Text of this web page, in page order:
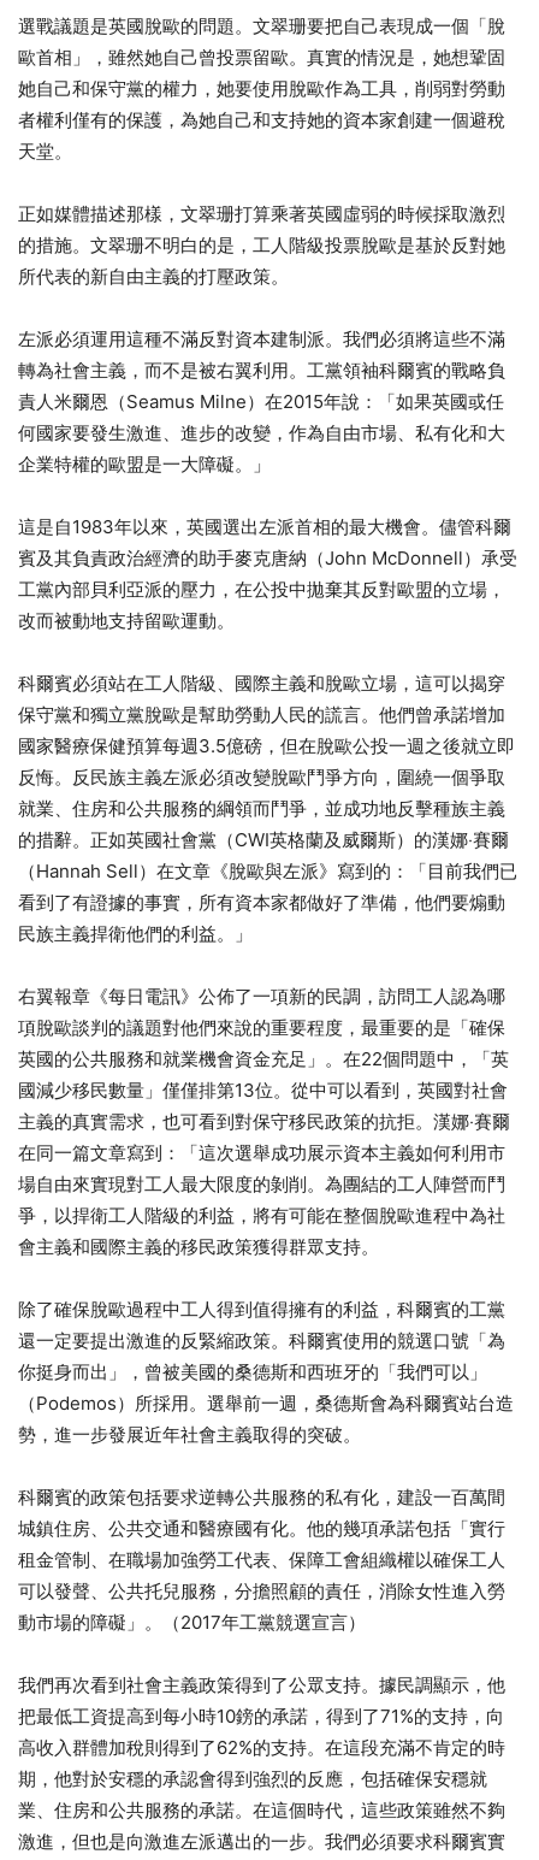
選戰議題是英國脫歐的問題。文翠珊要把自己表現成一個「脫
歐首相」，雖然她自己曾投票留歐。真實的情況是，她想鞏固
她自己和保守黨的權力，她要使用脫歐作為工具，削弱對勞動
者權利僅有的保護，為她自己和支持她的資本家創建一個避稅
天堂。
正如媒體描述那樣，文翠珊打算乘著英國虛弱的時候採取激烈
的措施。文翠珊不明白的是，工人階級投票脫歐是基於反對她
所代表的新自由主義的打壓政策。
左派必須運用這種不滿反對資本建制派。我們必須將這些不滿
轉為社會主義，而不是被右翼利用。工黨領袖科爾賓的戰略負
責人米爾恩（Seamus Milne）在2015年說：「如果英國或任
何國家要發生激進、進步的改變，作為自由市場、私有化和大
企業特權的歐盟是一大障礙。」
這是自1983年以來，英國選出左派首相的最大機會。儘管科爾
賓及其負責政治經濟的助手麥克唐納（John McDonnell）承受
工黨內部貝利亞派的壓力，在公投中拋棄其反對歐盟的立場，
改而被動地支持留歐運動。
科爾賓必須站在工人階級、國際主義和脫歐立場，這可以揭穿
保守黨和獨立黨脫歐是幫助勞動人民的謊言。他們曾承諾增加
國家醫療保健預算每週3.5億磅，但在脫歐公投一週之後就立即
反悔。反民族主義左派必須改變脫歐鬥爭方向，圍繞一個爭取
就業、住房和公共服務的綱領而鬥爭，並成功地反擊種族主義
的措辭。正如英國社會黨（CWI英格蘭及威爾斯）的漢娜‧賽爾
（Hannah Sell）在文章《脫歐與左派》寫到的：「目前我們已
看到了有證據的事實，所有資本家都做好了準備，他們要煽動
民族主義捍衛他們的利益。」
右翼報章《每日電訊》公佈了一項新的民調，訪問工人認為哪
項脫歐談判的議題對他們來說的重要程度，最重要的是「確保
英國的公共服務和就業機會資金充足」。在22個問題中，「英
國減少移民數量」僅僅排第13位。從中可以看到，英國對社會
主義的真實需求，也可看到對保守移民政策的抗拒。漢娜‧賽爾
在同一篇文章寫到：「這次選舉成功展示資本主義如何利用市
場自由來實現對工人最大限度的剝削。為團結的工人陣營而鬥
爭，以捍衛工人階級的利益，將有可能在整個脫歐進程中為社
會主義和國際主義的移民政策獲得群眾支持。
除了確保脫歐過程中工人得到值得擁有的利益，科爾賓的工黨
還一定要提出激進的反緊縮政策。科爾賓使用的競選口號「為
你挺身而出」，曾被美國的桑德斯和西班牙的「我們可以」
（Podemos）所採用。選舉前一週，桑德斯會為科爾賓站台造
勢，進一步發展近年社會主義取得的突破。
科爾賓的政策包括要求逆轉公共服務的私有化，建設一百萬間
城鎮住房、公共交通和醫療國有化。他的幾項承諾包括「實行
租金管制、在職場加強勞工代表、保障工會組織權以確保工人
可以發聲、公共托兒服務，分擔照顧的責任，消除女性進入勞
動市場的障礙」。（2017年工黨競選宣言）
我們再次看到社會主義政策得到了公眾支持。據民調顯示，他
把最低工資提高到每小時10鎊的承諾，得到了71%的支持，向
高收入群體加稅則得到了62%的支持。在這段充滿不肯定的時
期，他對於安穩的承認會得到強烈的反應，包括確保安穩就
業、住房和公共服務的承諾。在這個時代，這些政策雖然不夠
激進，但也是向激進左派邁出的一步。我們必須要求科爾賓實